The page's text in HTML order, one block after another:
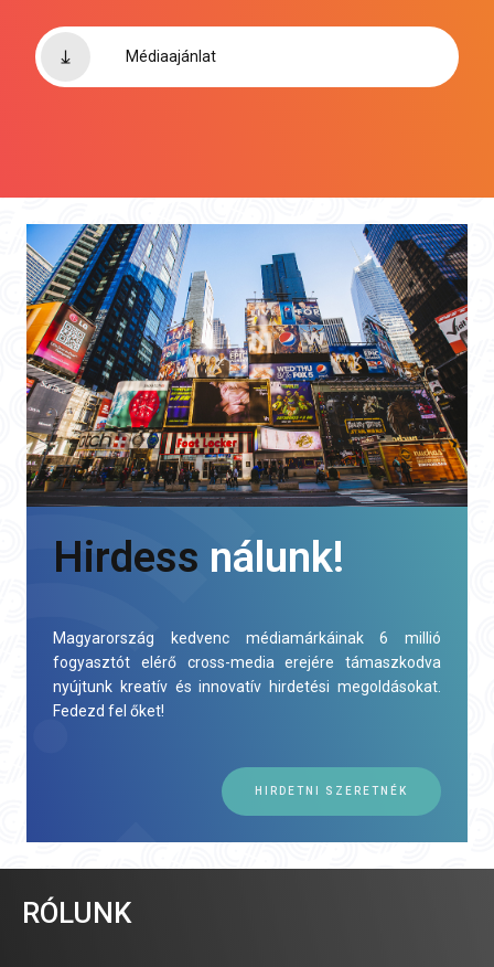
Médiaajánlat
Hirdess nálunk!
Magyarország kedvenc médiamárkáinak 6 millió
fogyasztót elérő cross-media erejére támaszkodva
nyújtunk kreatív és innovatív hirdetési megoldásokat.
Fedezd fel őket!
HIRDETNI SZERETNÉK
RÓLUNK